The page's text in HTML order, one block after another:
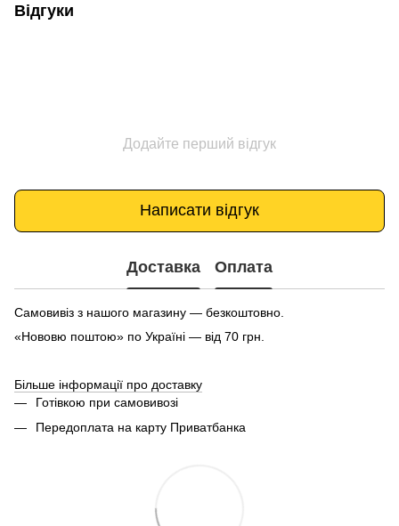
Відгуки
Додайте перший відгук
Написати відгук
Доставка Оплата
Самовивіз з нашого магазину — безкоштовно.
«Нововю поштою» по Україні — від 70 грн.
Більше інформації про доставку
Готівкою при самовивозі
Передоплата на карту Приватбанка